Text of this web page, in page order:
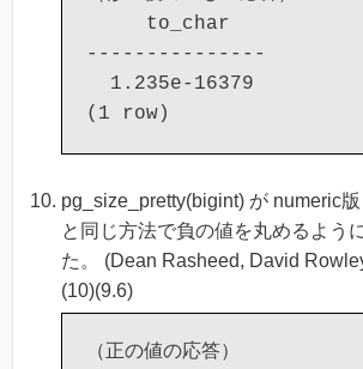
     to_char
---------------
  1.235e-16379
pg_size_pretty(bigint) が numeric
と同じ方法で負の値を丸めるよう
た。 (Dean Rasheed, David
(10)(9.6)
（正の値の応答）